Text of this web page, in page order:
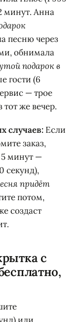
минут. Анна
песню через
обнимала
подарок в
гости (6
— трое
же вечер.
случаев: Если
заказ,
5 минут —
секунд),
придёт
потом,
создаст
с